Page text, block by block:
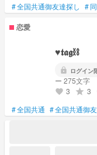
#全国共通御友達探し #
恋愛
♥𝖙𝖆𝖌⛓️
lock ログイン
ー 275文字
favorite 3 grade 3
#全国共通 #全国共通御